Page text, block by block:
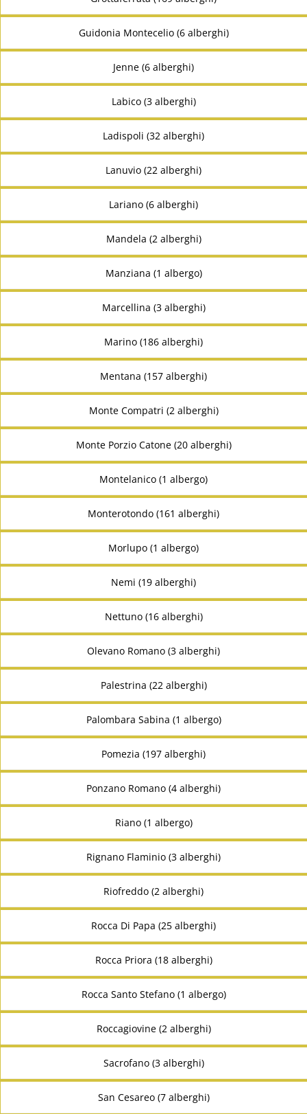
Guidonia Montecelio (6 alberghi)
Jenne (6 alberghi)
Labico (3 alberghi)
Ladispoli (32 alberghi)
Lanuvio (22 alberghi)
Lariano (6 alberghi)
Mandela (2 alberghi)
Manziana (1 albergo)
Marcellina (3 alberghi)
Marino (186 alberghi)
Mentana (157 alberghi)
Monte Compatri (2 alberghi)
Monte Porzio Catone (20 alberghi)
Montelanico (1 albergo)
Monterotondo (161 alberghi)
Morlupo (1 albergo)
Nemi (19 alberghi)
Nettuno (16 alberghi)
Olevano Romano (3 alberghi)
Palestrina (22 alberghi)
Palombara Sabina (1 albergo)
Pomezia (197 alberghi)
Ponzano Romano (4 alberghi)
Riano (1 albergo)
Rignano Flaminio (3 alberghi)
Riofreddo (2 alberghi)
Rocca Di Papa (25 alberghi)
Rocca Priora (18 alberghi)
Rocca Santo Stefano (1 albergo)
Roccagiovine (2 alberghi)
Sacrofano (3 alberghi)
San Cesareo (7 alberghi)